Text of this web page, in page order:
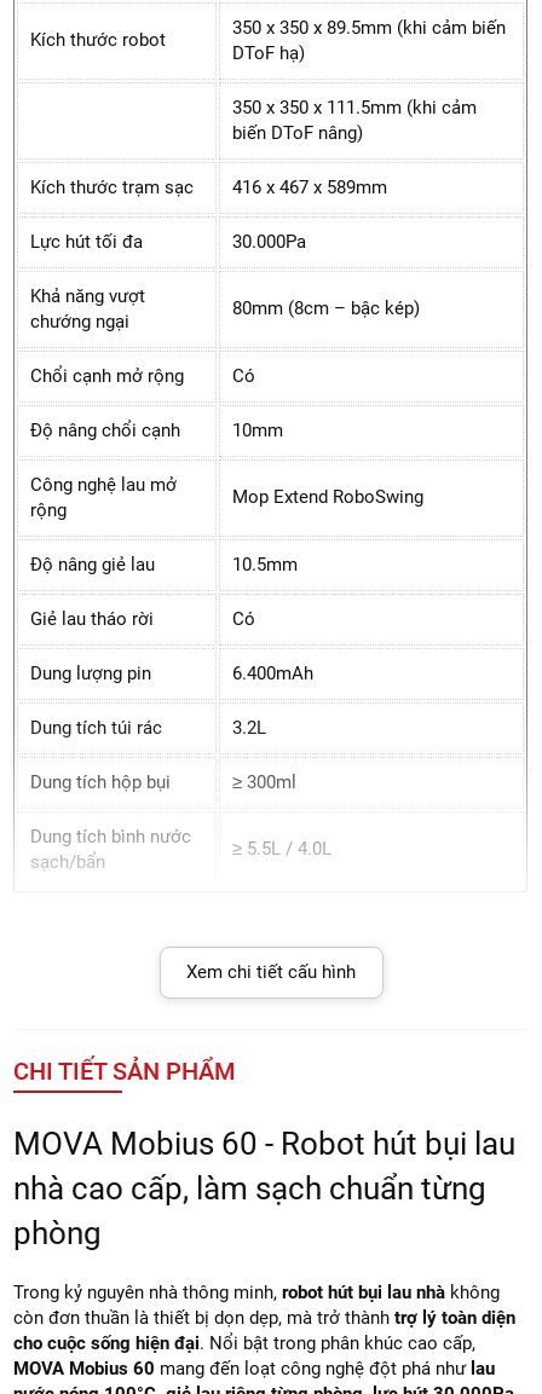
CHI TIẾT SẢN PHẨM
MOVA Mobius 60 - Robot hút bụi lau
nhà cao cấp, làm sạch chuẩn từng
phòng
Trong kỷ nguyên nhà thông minh,robot hút bụi lau nhà không
còn đơn thuần là thiết bị dọn dẹp, mà trở thànhtrợ lý toàn diện
cho cuộc sống hiện đại. Nổi bật trong phân khúc cao cấp,
MOVA Mobius 60 mang đến loạt công nghệ đột phá như lau
Kích thước robot
350 x 350 x 89.5mm (khi cảm biến
DToF hạ)
350 x 350 x 111.5mm (khi cảm
biến DToF nâng)
Kích thước trạm sạc 416 x 467 x 589mm
Lực hút tối đa 30.000Pa
Khả năng vượt
chướng ngại
80mm (8cm – bậc kép)
Chổi cạnh mở rộng Có
Độ nâng chổi cạnh 10mm
Công nghệ lau mở
rộng
Mop Extend RoboSwing
Độ nâng giẻ lau 10.5mm
Giẻ lau tháo rời Có
Dung lượng pin 6.400mAh
Dung tích túi rác 3.2L
Dung tích hộp bụi ≥ 300ml
Dung tích bình nước
sạch/bẩn
≥ 5.5L / 4.0L
Xem chi tiết cấu hình